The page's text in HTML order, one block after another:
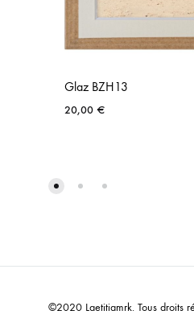
Glaz BZH13
20,00 €
©2020 Laetitiamrk. Tous droits